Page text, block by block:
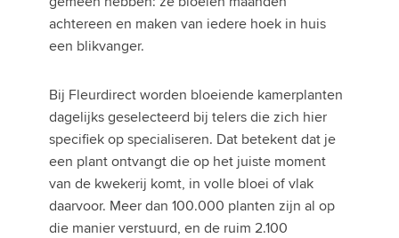
achtereen en maken van iedere hoek in huis
een blikvanger.
Bij Fleurdirect worden bloeiende kamerplanten
dagelijks geselecteerd bij telers die zich hier
specifiek op specialiseren. Dat betekent dat je
een plant ontvangt die op het juiste moment
van de kwekerij komt, in volle bloei of vlak
daarvoor. Meer dan 100.000 planten zijn al op
die manier verstuurd, en de ruim 2.100